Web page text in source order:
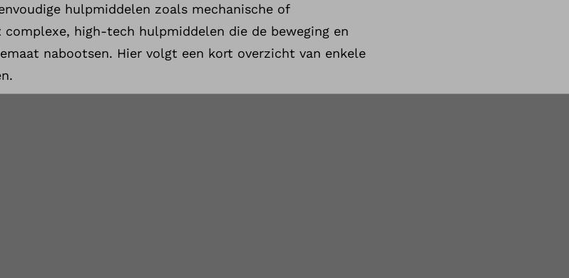
hulpmiddelen zoals mechanische of
high-tech hulpmiddelen die de beweging en
nabootsen. Hier volgt een kort overzicht van enkele